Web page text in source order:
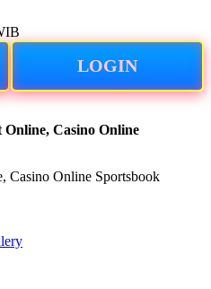
LOGIN
Online, Casino Online
Casino Online Sportsbook